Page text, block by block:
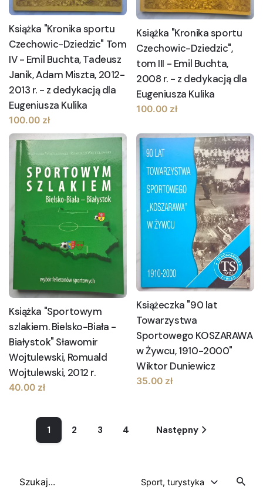
Szukaj
Sport, turystyka
Książka "Kronika sportu
Czechowic-Dziedzic" Tom
IV - Emil Buchta, Tadeusz
Janik, Adam Miszta, 2012-
2013 r. - z dedykacją dla
Eugeniusza Kulika
100.00 zł
Książka "Kronika sportu
Czechowic-Dziedzic",
tom III - Emil Buchta,
2008 r. - z dedykacją dla
Eugeniusza Kulika
100.00 zł
Książka "Sportowym
szlakiem. Bielsko-Biała -
Białystok" Sławomir
Wojtulewski, Romuald
Wojtulewski, 2012 r.
40.00 zł
Książeczka "90 lat
Towarzystwa
Sportowego KOSZARAWA
w Żywcu, 1910-2000"
Wiktor Duniewicz
35.00 zł
1 2 3 4 Następny